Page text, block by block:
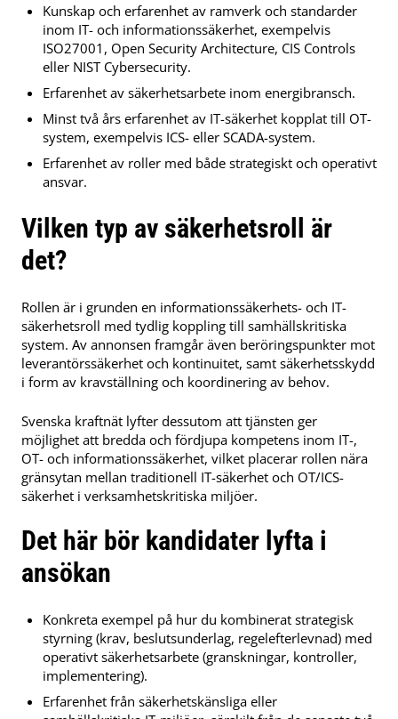
Kunskap och erfarenhet av ramverk och standarder
inom IT- och informationssäkerhet, exempelvis
ISO27001, Open Security Architecture, CIS Controls
eller NIST Cybersecurity.
Erfarenhet av säkerhetsarbete inom energibransch.
Minst två års erfarenhet av IT-säkerhet kopplat till OT-
system, exempelvis ICS- eller SCADA-system.
Erfarenhet av roller med både strategiskt och operativt
ansvar.
Vilken typ av säkerhetsroll är
det?
Rollen är i grunden en informationssäkerhets- och IT-
säkerhetsroll med tydlig koppling till samhällskritiska
system. Av annonsen framgår även beröringspunkter mot
leverantörssäkerhet och kontinuitet, samt säkerhetsskydd
i form av kravställning och koordinering av behov.
Svenska kraftnät lyfter dessutom att tjänsten ger
möjlighet att bredda och fördjupa kompetens inom IT-,
OT- och informationssäkerhet, vilket placerar rollen nära
gränsytan mellan traditionell IT-säkerhet och OT/ICS-
säkerhet i verksamhetskritiska miljöer.
Det här bör kandidater lyfta i
ansökan
Konkreta exempel på hur du kombinerat strategisk
styrning (krav, beslutsunderlag, regelefterlevnad) med
operativt säkerhetsarbete (granskningar, kontroller,
implementering).
Erfarenhet från säkerhetskänsliga eller